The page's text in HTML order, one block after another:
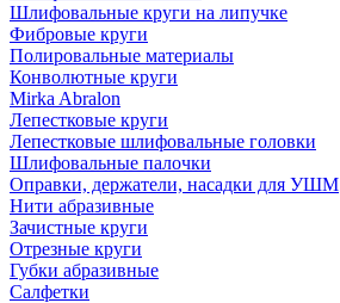
Шлифовальные круги на липучке
Фибровые круги
Полировальные материалы
Конволютные круги
Mirka Abralon
Лепестковые круги
Лепестковые шлифовальные головки
Шлифовальные палочки
Оправки, держатели, насадки для УШМ
Нити абразивные
Зачистные круги
Отрезные круги
Губки абразивные
Салфетки